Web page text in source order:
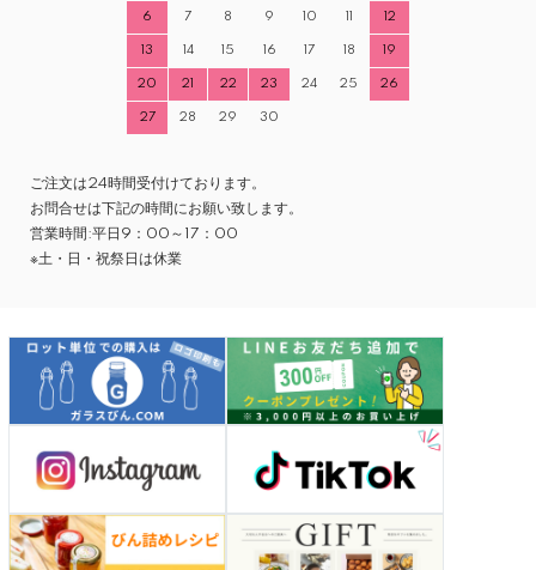
6 7 8 9 10 12
13 14 15 16 17 18 19
20 21 22 23 24 25 26
27 28 29 30
ご注文は24時間受付けております。
お問合せは下記の時間にお願い致します。
営業時間:平日9：00～17：00
※土・日・祝祭日は休業